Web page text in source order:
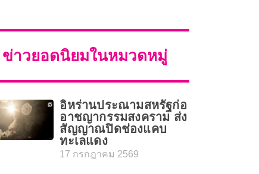
ข่าวยอดนิยมในหมวดหมู่
อิหร่านประณามสหรัฐก่อ
อาชญากรรมสงคราม ส่ง
สัญญาณปิดช่องแคบ
ทะเลแดง
17 กรกฎาคม 2569